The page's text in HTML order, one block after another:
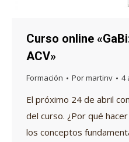
Curso online
ACV»
Formación Pormartinv 4
El próximo 24 de abril
del curso. ¿Por qué
los conceptos